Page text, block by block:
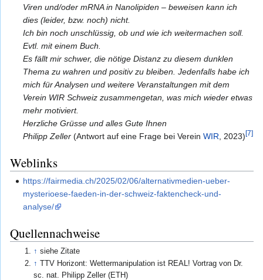
Viren und/oder mRNA in Nanolipiden – beweisen kann ich
dies (leider, bzw. noch) nicht.
Ich bin noch unschlüssig, ob und wie ich weitermachen soll.
Evtl. mit einem Buch.
Es fällt mir schwer, die nötige Distanz zu diesem dunklen
Thema zu wahren und positiv zu bleiben. Jedenfalls habe ich
mich für Analysen und weitere Veranstaltungen mit dem
Verein WIR Schweiz zusammengetan, was mich wieder etwas
mehr motiviert.
Herzliche Grüsse und alles Gute Ihnen
Philipp Zeller (Antwort auf eine Frage bei VereinWIR , 2023)[7]
Weblinks
https://fairmedia.ch/2025/02/06/alternativmedien-ueber-
mysterioese-faeden-in-der-schweiz-faktencheck-und-
analyse/
Quellennachweise
↑ siehe Zitate
↑ TTV Horizont: Wettermanipulation ist REAL! Vortrag von Dr.
sc. nat. Philipp Zeller (ETH)